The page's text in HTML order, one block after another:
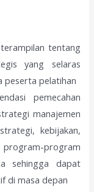
tentang
yang selaras
peserta pelatihan
pemecahan
manajemen
kebijakan,
program
sehingga dapat
di masa depan